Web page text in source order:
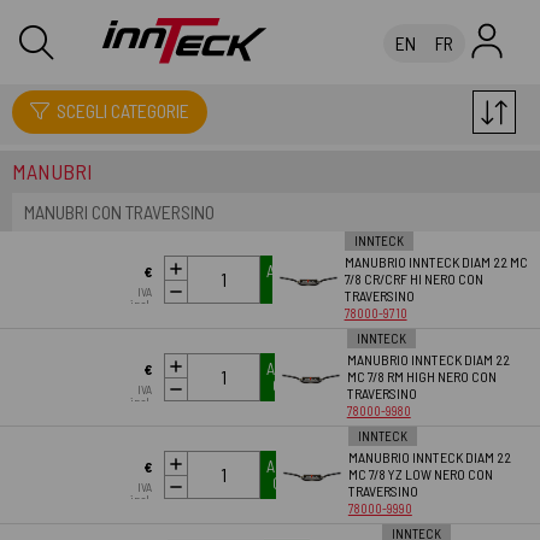
EN FR
LEVE COMANDI CAVI
SCEGLI CATEGORIE
MANUBRI
MANUBRI CON TRAVERSINO
INNTECK
MANUBRIO INNTECK DIAM 22 MC
7/8 CR/CRF HI NERO CON
TRAVERSINO
78000-9710
€
57.83
IVA
incl.
AGGIUNGI AL
CARRELLO
INNTECK
MANUBRIO INNTECK DIAM 22
MC 7/8 RM HIGH NERO CON
TRAVERSINO
78000-9980
€
57.83
IVA
incl.
AGGIUNGI AL
CARRELLO
INNTECK
MANUBRIO INNTECK DIAM 22
MC 7/8 YZ LOW NERO CON
TRAVERSINO
78000-9990
€
57.83
IVA
incl.
AGGIUNGI AL
CARRELLO
INNTECK